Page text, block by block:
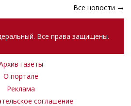
Все новости →
Все права защищены.
газеты
О портале
Реклама
соглашение